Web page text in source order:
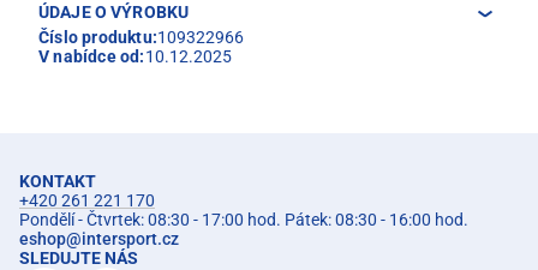
ÚDAJE O VÝROBKU
Číslo produktu:109322966
V nabídce od:10.12.2025
KONTAKT
+420 261 221 170
Pondělí - Čtvrtek: 08:30 - 17:00 hod. Pátek: 08:30 - 16:00 hod.
eshop@intersport.cz
SLEDUJTE NÁS